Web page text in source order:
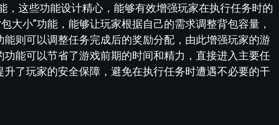
这些功能设计精心，能够有效增强玩家在执行任务时的
大小”功能，能够让玩家根据自己的需求调整背包容量，
则可以调整任务完成后的奖励分配，由此增强玩家的游
能可以节省了游戏前期的时间和精力，直接进入主要任
了玩家的安全保障，避免在执行任务时遭遇不必要的干